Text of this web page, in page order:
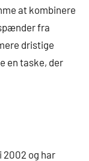
at kombinere
fra
dristige
en taske, der
2002 og har